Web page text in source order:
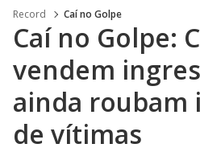
Record Caí no Golpe
Caí no Golpe:
vendem
ainda roubam
de vítimas